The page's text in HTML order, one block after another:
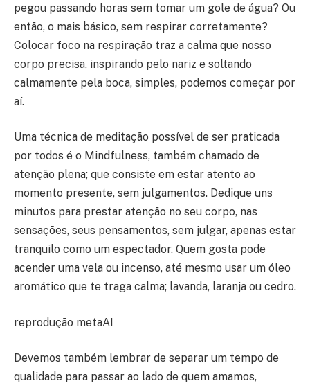
pegou passando horas sem tomar um gole de água? Ou
então, o mais básico, sem respirar corretamente?
Colocar foco na respiração traz a calma que nosso
corpo precisa, inspirando pelo nariz e soltando
calmamente pela boca, simples, podemos começar por
aí.
Uma técnica de meditação possível de ser praticada
por todos é o Mindfulness, também chamado de
atenção plena; que consiste em estar atento ao
momento presente, sem julgamentos. Dedique uns
minutos para prestar atenção no seu corpo, nas
sensações, seus pensamentos, sem julgar, apenas estar
tranquilo como um espectador. Quem gosta pode
acender uma vela ou incenso, até mesmo usar um óleo
aromático que te traga calma; lavanda, laranja ou cedro.
reprodução metaAI
Devemos também lembrar de separar um tempo de
qualidade para passar ao lado de quem amamos,